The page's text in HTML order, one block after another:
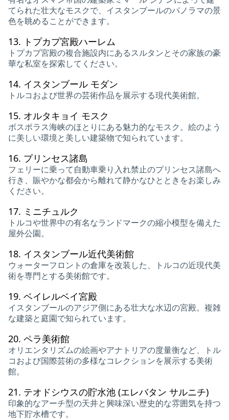
てられた壮大なモスクで、イスタンブールのパノラマの景
色を眺めることができます。
13. トプカプ宮殿ハーレム
トプカプ宮殿の複合施設内にあるスルタンとその家族の豪
華な私室を探索してください。
14. イスタンブール モダン
トルコおよび世界の芸術作品を展示する現代美術館。
15. オルタキョイ モスク
ボスポラス海峡のほとりにある魅力的なモスク。絵のよう
に美しい環境と美しい建築物で知られています。
16. プリンセス諸島
フェリーに乗って自動車乗り入れ禁止のプリンセス諸島へ
行き、賑やかな都会から離れて静かなひとときをお楽しみ
ください。
17. ミニチュルク
トルコや世界中の有名なランドマークの縮小模型を備えた
屋外公園。
18. イスタンブール近代美術館
ウォーターフロントの倉庫を改装した、トルコの近現代美
術を専門とする美術館です。
19. ベイレルベイ宮殿
イスタンブールのアジア側にある壮大な水辺の宮殿。複雑
な建築と庭園で知られています。
20. ペラ美術館
オリエンタリズムの絵画やアナトリアの度量衡など、トル
コおよび国際芸術の多様なコレクションを展示する美術
館。
21. テオドシウスの貯水池 (エレバタン サルニチ)
印象的なアーチ型の天井と興味深い歴史的な雰囲気を持つ
地下貯水槽です。